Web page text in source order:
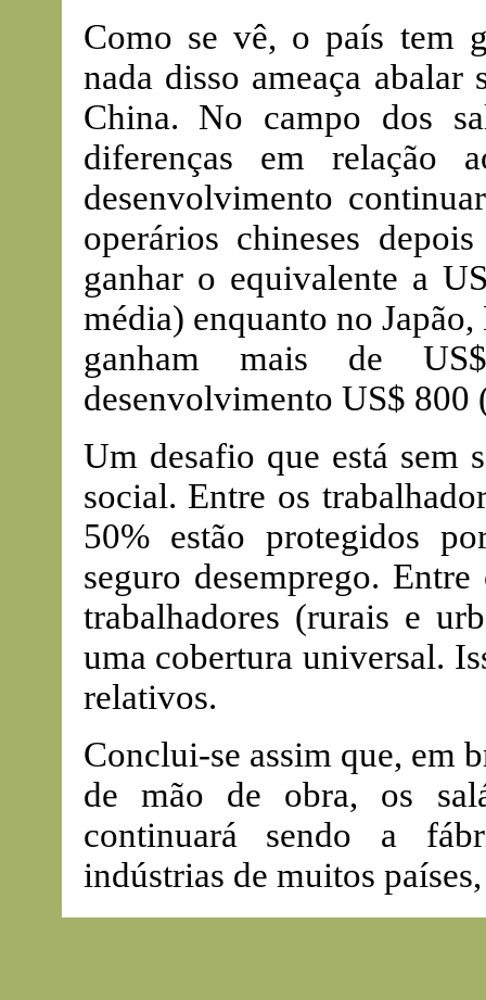
Como se vê, o país tem
nada disso ameaça
China. No campo dos
diferenças em relação
desenvolvimento
operários chineses
ganhar o equivalente a
média) enquanto no
ganham mais de
desenvolvimento US$ 800
Um desafio que está sem
social. Entre os
50% estão protegidos
seguro desemprego.
trabalhadores (rurais e
uma cobertura universal.
relativos.
Conclui-se assim que, em
de mão de obra, os
continuará sendo a
indústrias de muitos